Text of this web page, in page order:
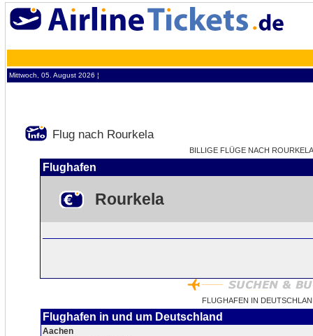
Mittwoch, 05. August 2026 ¦
Flug nach Rourkela
BILLIGE FLÜGE NACH
Flughafen
Rourkela
FLUGHAFEN IN
Flughafen in und um Deutschland
Aachen